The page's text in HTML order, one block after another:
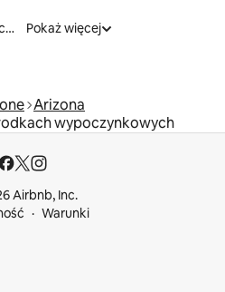
Miejsca na pobyt w domkach ekologicznych na łonie przyrody
Pokaż więcej
Arizona
wypoczynkowych
Airbnb, Inc.
Warunki